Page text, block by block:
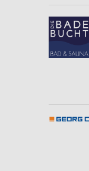
IAB-Besonderheiten:
Verwendung
Geräte anhand
Performance